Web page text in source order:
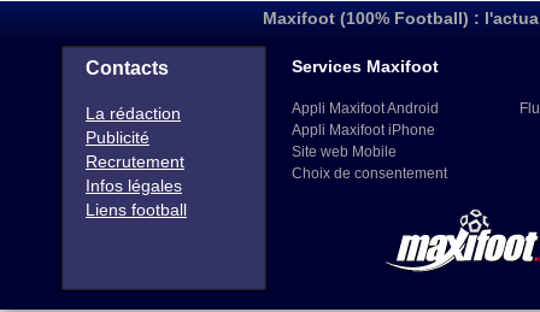
Maxifoot (100% Football) :
Contacts
La rédaction
Publicité
Recrutement
Infos légales
Liens football
Services Maxifoot
Appli Maxifoot Android
Appli Maxifoot iPhone
Site web Mobile
Choix de consentement